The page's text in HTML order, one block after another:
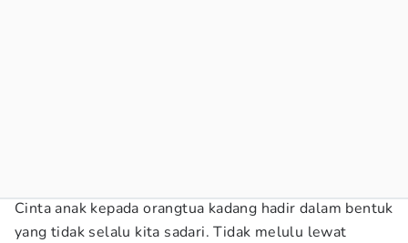
Cinta anak kepada orangtua kadang hadir dalam bentuk
yang tidak selalu kita sadari. Tidak melulu lewat